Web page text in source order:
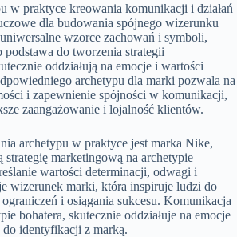
w praktyce kreowania komunikacji i działań
dla budowania spójnego wizerunku
wzorce zachowań i symboli,
do tworzenia strategii
oddziałują na emocje i wartości
archetypu dla marki pozwala na
i zapewnienie spójności w komunikacji,
zaangażowanie i lojalność klientów.
archetypu w praktyce jest marka Nike,
strategię marketingową na archetypie
wartości determinacji, odwagi i
wizerunek marki, która inspiruje ludzi do
i osiągania sukcesu. Komunikacja
bohatera, skutecznie oddziałuje na emocje
identyfikacji z marką.